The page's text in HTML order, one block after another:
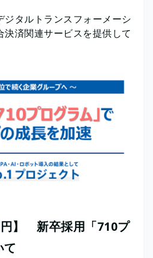
タルトランスフォーメーシ
決済関連サービスを提供して
円】 新卒採用「710プ
て